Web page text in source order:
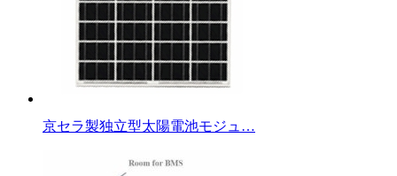
京セラ製独立型太陽電池モジュ…